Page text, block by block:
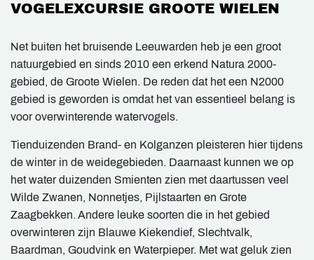
VOGELEXCURSIE GROOTE WIELEN
Net buiten het bruisende Leeuwarden heb je een groot
natuurgebied en sinds 2010 een erkend Natura 2000-
gebied, de Groote Wielen. De reden dat het een N2000
gebied is geworden is omdat het van essentieel belang is
voor overwinterende watervogels.
Tienduizenden Brand- en Kolganzen pleisteren hier tijdens
de winter in de weidegebieden. Daarnaast kunnen we op
het water duizenden Smienten zien met daartussen veel
Wilde Zwanen, Nonnetjes, Pijlstaarten en Grote
Zaagbekken. Andere leuke soorten die in het gebied
overwinteren zijn Blauwe Kiekendief, Slechtvalk,
Baardman, Goudvink en Waterpieper. Met wat geluk zien